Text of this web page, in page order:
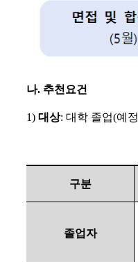
나. 추천요건
1) 대상: 대학 졸업(예정
구분
졸업자